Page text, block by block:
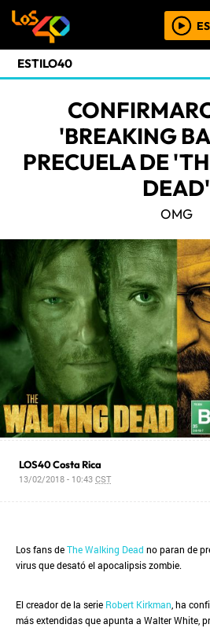
ESTILO40
'BREAKING
PRECUELA DE
DEAD'
OMG
LOS40 Costa Rica
13/02/2018 - 10:43CST
Los fans deThe Walking Dead no paran de
virus que desató el apocalipsis zombie.
El creador de la serie Robert Kirkman , ha
más extendidas que apunta a Walter White,